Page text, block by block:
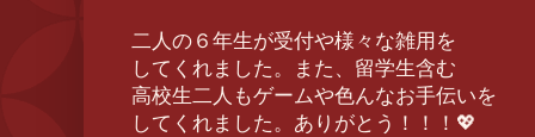
二人の６年生が受付や様々な雑用を
してくれました。また、留学生含む
高校生二人もゲームや色んなお手伝いを
してくれました。ありがとう！！！💖